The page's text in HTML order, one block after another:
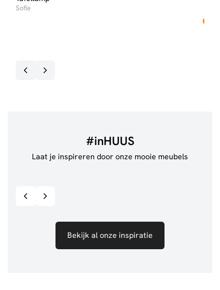
Sofie
#inHUUS
Laat je inspireren door onze mooie meubels
Bekijk al onze inspiratie